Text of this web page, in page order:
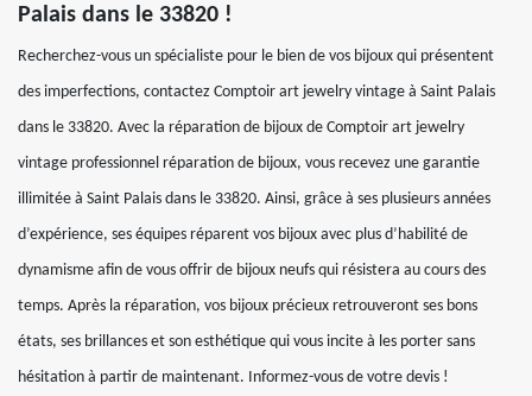
Palais dans le 33820 !
Recherchez-vous un spécialiste pour le bien de vos bijoux qui présentent
des imperfections, contactez Comptoir art jewelry vintage à Saint Palais
dans le 33820. Avec la réparation de bijoux de Comptoir art jewelry
vintage professionnel réparation de bijoux, vous recevez une garantie
illimitée à Saint Palais dans le 33820. Ainsi, grâce à ses plusieurs années
d’expérience, ses équipes réparent vos bijoux avec plus d’habilité de
dynamisme afin de vous offrir de bijoux neufs qui résistera au cours des
temps. Après la réparation, vos bijoux précieux retrouveront ses bons
états, ses brillances et son esthétique qui vous incite à les porter sans
hésitation à partir de maintenant. Informez-vous de votre devis !